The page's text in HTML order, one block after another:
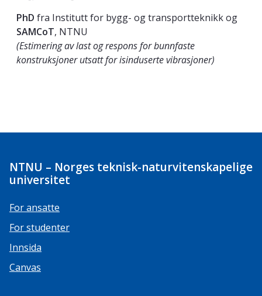
PhD fra Institutt for bygg- og transportteknikk og
SAMCoT, NTNU
(Estimering av last og respons for bunnfaste
konstruksjoner utsatt for isinduserte vibrasjoner)
NTNU – Norges teknisk-naturvitenskapelige
universitet
For ansatte
For studenter
Innsida
Canvas